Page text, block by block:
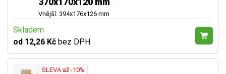
Vnější: 394x176x126 mm
Skladem
od 12,26 Kč bez DPH
SLEVA až -10%